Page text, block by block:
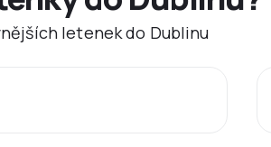
letenek do Dublinu